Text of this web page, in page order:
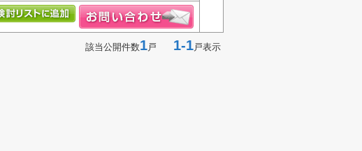
該当公開件数1戸 1-1戸表示